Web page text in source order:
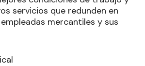
servicios que redunden en
mercantiles y sus